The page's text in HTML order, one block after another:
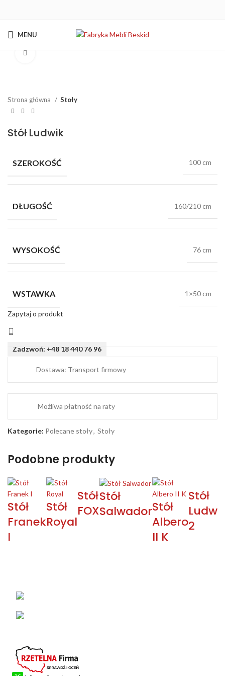
MENU
Strona główna Stoły
Stół Ludwik
SZEROKOŚĆ 100 cm
DŁUGOŚĆ 160/210 cm
WYSOKOŚĆ 76 cm
WSTAWKA 1×50 cm
Zapytaj o produkt
Zadzwoń: +48 18 440 76 96
Dostawa: Transport firmowy
Możliwa płatność na raty
Kategorie: Polecane stoły, Stoły
Podobne produkty
Stół
Franek
I
Stół
Royal
Stół
FOX
Stół
SalwadorStół
Albero
II K
Stół
2